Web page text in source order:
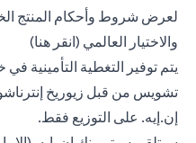
لعرض شروط وأحكام المنتج
والاختيار العالمي (انقر هنا(opens in a new tab)
)
يتم توفير التغطية التأمينية
تشويس من قبل زيوريخ
إن.إيه. على التوزيع فقط.